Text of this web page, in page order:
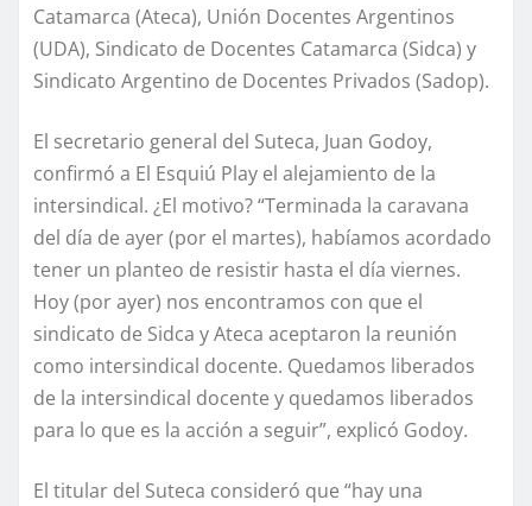
Catamarca (Ateca), Unión Docentes Argentinos
(UDA), Sindicato de Docentes Catamarca (Sidca) y
Sindicato Argentino de Docentes Privados (Sadop).
El secretario general del Suteca, Juan Godoy,
confirmó a El Esquiú Play el alejamiento de la
intersindical. ¿El motivo? “Terminada la caravana
del día de ayer (por el martes), habíamos acordado
tener un planteo de resistir hasta el día viernes.
Hoy (por ayer) nos encontramos con que el
sindicato de Sidca y Ateca aceptaron la reunión
como intersindical docente. Quedamos liberados
de la intersindical docente y quedamos liberados
para lo que es la acción a seguir”, explicó Godoy.
El titular del Suteca consideró que “hay una